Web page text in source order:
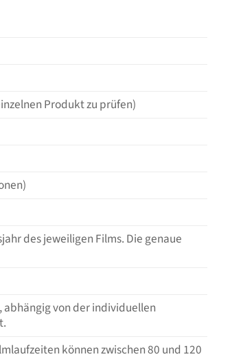
Produkt zu prüfen)
des jeweiligen Films. Die genaue
von der individuellen
können zwischen 80 und 120